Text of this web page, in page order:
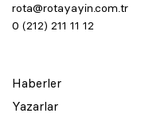
rota@rotayayin.com.tr
0 (212) 211 11 12
Haberler
Yazarlar